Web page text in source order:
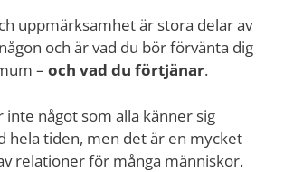
uppmärksamhet är stora delar av
och är vad du bör förvänta dig
– och vad du förtjänar.
inte något som alla känner sig
hela tiden, men det är en mycket
relationer för många människor.